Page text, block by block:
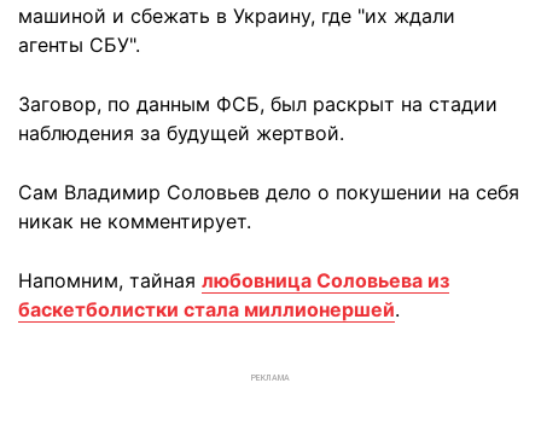
машиной и сбежать в Украину, где "их ждали
агенты СБУ".
Заговор, по данным ФСБ, был раскрыт на стадии
наблюдения за будущей жертвой.
Сам Владимир Соловьев дело о покушении на себя
никак не комментирует.
Напомним, тайная любовница Соловьева из
баскетболистки стала миллионершей.
РЕКЛАМА